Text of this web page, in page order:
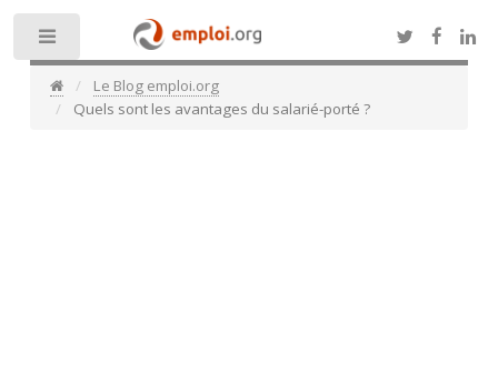
Le Blog emploi.org
Quels sont les avantages du salarié-porté ?
Toggle